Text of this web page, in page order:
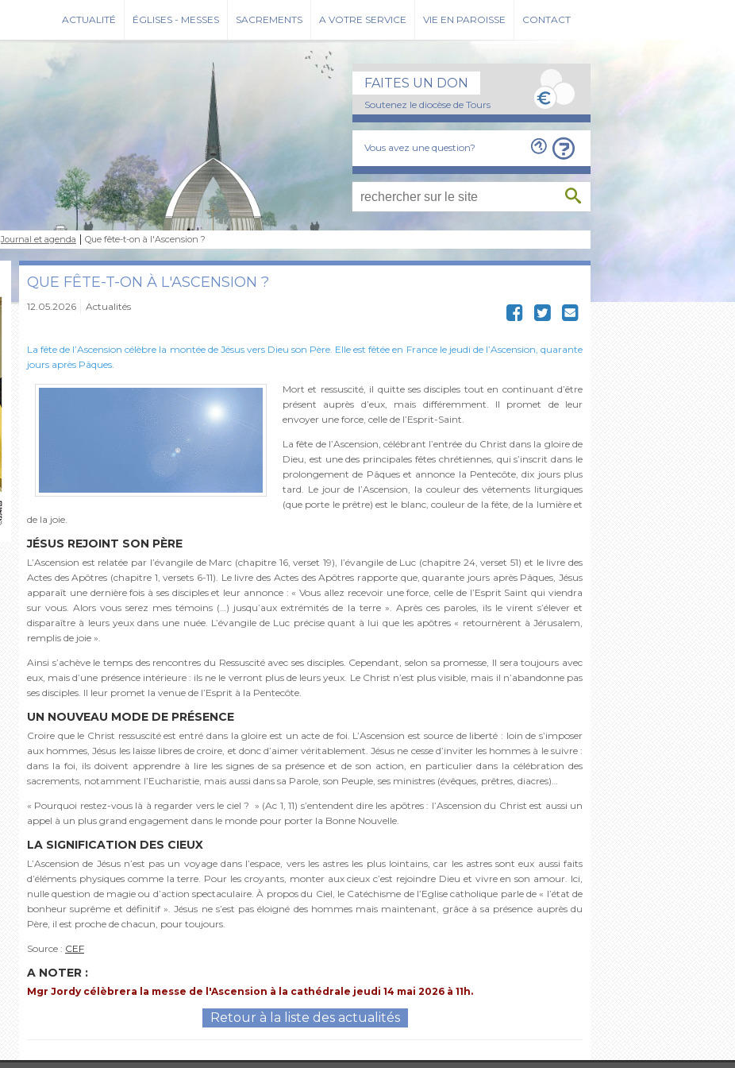
ACTUALITÉ ÉGLISES - MESSES SACREMENTS A VOTRE SERVICE VIE EN PAROISSE CONTACT
FAITES UN DON
Soutenez le diocèse de Tours
Vous avez une question?
Journal et agenda Que fête-t-on à l'Ascension ?
QUE FÊTE-T-ON À L'ASCENSION ?
12.05.2026 Actualités
La fête de l’Ascension célèbre la montée de Jésus vers Dieu son Père. Elle est fêtée en France le jeudi de l’Ascension, quarante
jours après Pâques.
Mort et ressuscité, il quitte ses disciples tout en continuant d’être
présent auprès d’eux, mais différemment. Il promet de leur
envoyer une force, celle de l’Esprit-Saint.
La fête de l’Ascension, célébrant l’entrée du Christ dans la gloire de
Dieu, est une des principales fêtes chrétiennes, qui s’inscrit dans le
prolongement de Pâques et annonce la Pentecôte, dix jours plus
tard. Le jour de l’Ascension, la couleur des vêtements liturgiques
(que porte le prêtre) est le blanc, couleur de la fête, de la lumière et
de la joie.
JÉSUS REJOINT SON PÈRE
L’Ascension est relatée par l’évangile de Marc (chapitre 16, verset 19), l’évangile de Luc (chapitre 24, verset 51) et le livre des
Actes des Apôtres (chapitre 1, versets 6-11). Le livre des Actes des Apôtres rapporte que, quarante jours après Pâques, Jésus
apparaît une dernière fois à ses disciples et leur annonce : « Vous allez recevoir une force, celle de l’Esprit Saint qui viendra
sur vous. Alors vous serez mes témoins (…) jusqu’aux extrémités de la terre ». Après ces paroles, ils le virent s’élever et
disparaître à leurs yeux dans une nuée. L’évangile de Luc précise quant à lui que les apôtres « retournèrent à Jérusalem,
remplis de joie ».
Ainsi s’achève le temps des rencontres du Ressuscité avec ses disciples. Cependant, selon sa promesse, Il sera toujours avec
eux, mais d’une présence intérieure : ils ne le verront plus de leurs yeux. Le Christ n’est plus visible, mais il n’abandonne pas
ses disciples. Il leur promet la venue de l’Esprit à la Pentecôte.
UN NOUVEAU MODE DE PRÉSENCE
Croire que le Christ ressuscité est entré dans la gloire est un acte de foi. L’Ascension est source de liberté : loin de s’imposer
aux hommes, Jésus les laisse libres de croire, et donc d’aimer véritablement. Jésus ne cesse d’inviter les hommes à le suivre :
dans la foi, ils doivent apprendre à lire les signes de sa présence et de son action, en particulier dans la célébration des
sacrements, notamment l’Eucharistie, mais aussi dans sa Parole, son Peuple, ses ministres (évêques, prêtres, diacres)…
« Pourquoi restez-vous là à regarder vers le ciel ? » (Ac 1, 11) s’entendent dire les apôtres : l’Ascension du Christ est aussi un
appel à un plus grand engagement dans le monde pour porter la Bonne Nouvelle.
LA SIGNIFICATION DES CIEUX
L’Ascension de Jésus n’est pas un voyage dans l’espace, vers les astres les plus lointains, car les astres sont eux aussi faits
d’éléments physiques comme la terre. Pour les croyants, monter aux cieux c’est rejoindre Dieu et vivre en son amour. Ici,
nulle question de magie ou d’action spectaculaire. À propos du Ciel, le Catéchisme de l’Eglise catholique parle de « l’état de
bonheur suprême et définitif ». Jésus ne s’est pas éloigné des hommes mais maintenant, grâce à sa présence auprès du
Père, il est proche de chacun, pour toujours.
Source : CEF
A NOTER :
Mgr Jordy célèbrera la messe de l'Ascension à la cathédrale jeudi 14 mai 2026 à 11h.
Retour à la liste des actualités